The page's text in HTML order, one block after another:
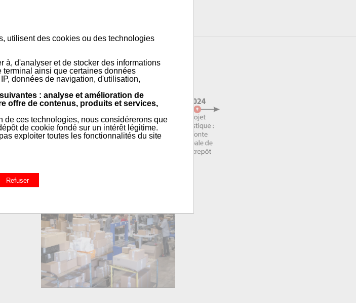
histoire
utilisent des cookies ou des technologies
à, d'analyser et de stocker des informations
ainsi que certaines données
données de navigation, d'utilisation,
: analyse et amélioration de
offre de contenus, produits et services,
de ces technologies, nous considérerons que
de cookie fondé sur un intérêt légitime.
exploiter toutes les fonctionnalités du site